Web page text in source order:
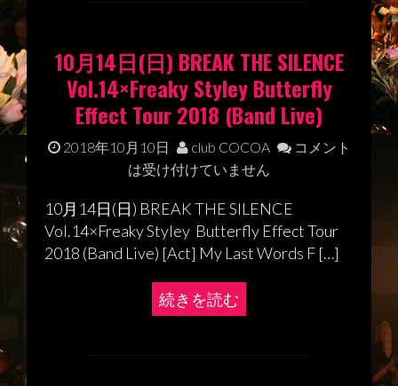
10月14日(日) BREAK THE SILENCE
Vol.14×Freaky Styley Butterfly
Effect Tour 2018 (Band Live)
2018年10月10日 club COCOA
コメント
は受け付けていません
10月14日(日) BREAK THE SILENCE
Vol.14×Freaky Styley Butterfly Effect Tour
2018 (Band Live) [Act] My Last Words F […]
続きを読む